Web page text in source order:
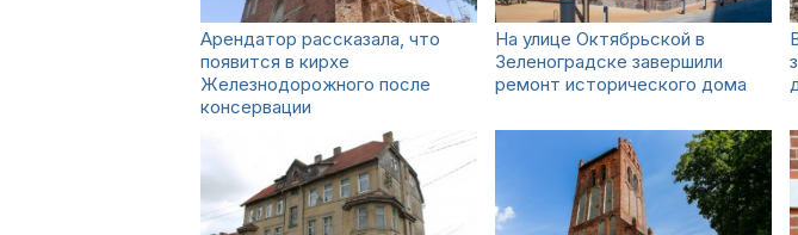
Арендатор рассказала, что
появится в кирхе
Железнодорожного после
консервации
На улице Октябрьской в
Зеленоградске завершили
ремонт исторического дома